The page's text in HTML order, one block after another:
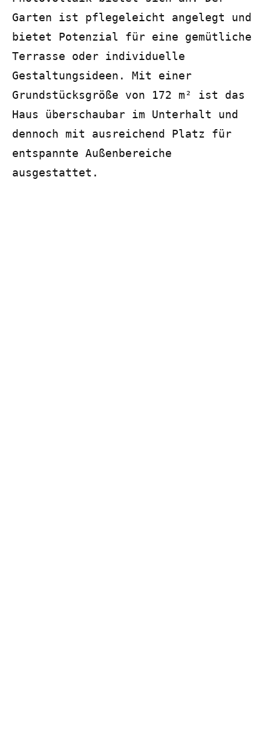
Garten ist pflegeleicht angelegt und
bietet Potenzial für eine gemütliche
Terrasse oder individuelle
Gestaltungsideen. Mit einer
Grundstücksgröße von 172 m² ist das
Haus überschaubar im Unterhalt und
dennoch mit ausreichend Platz für
entspannte Außenbereiche
ausgestattet.